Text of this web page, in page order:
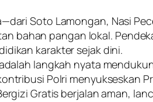
Soto Lamongan, Nasi
bahan pangan lokal.
karakter sejak dini.
langkah nyata
Polri menyukseskan
Gratis berjalan aman,